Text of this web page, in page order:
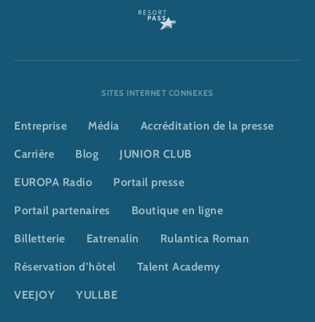
SITES INTERNET CONNEXES
Entreprise Média Accréditation de la presse
Carrière Blog JUNIOR CLUB
EUROPA Radio Portail presse
Portail partenaires Boutique en ligne
Billetterie Eatrenalin Rulantica Roman
Réservation d’hôtel Talent Academy
VEEJOY YULLBE